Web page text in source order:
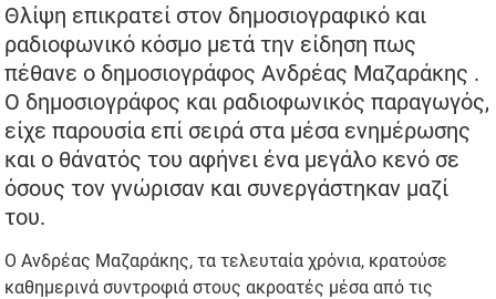
Θλίψη επικρατεί στον δημοσιογραφικό και
ραδιοφωνικό κόσμο μετά την είδηση πως
πέθανε ο δημοσιογράφος Ανδρέας Μαζαράκης .
Ο δημοσιογράφος και ραδιοφωνικός παραγωγός,
είχε παρουσία επί σειρά στα μέσα ενημέρωσης
και ο θάνατός του αφήνει ένα μεγάλο κενό σε
όσους τον γνώρισαν και συνεργάστηκαν μαζί
του.
Ο Ανδρέας Μαζαράκης, τα τελευταία χρόνια, κρατούσε
καθημερινά συντροφιά στους ακροατές μέσα από τις